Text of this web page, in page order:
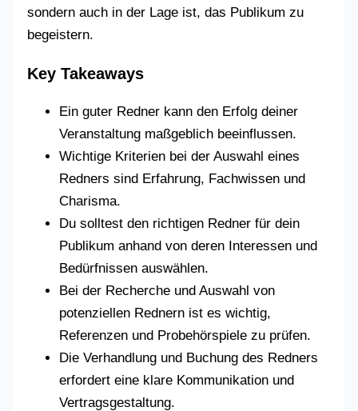
sondern auch in der Lage ist, das Publikum zu
begeistern.
Key Takeaways
Ein guter Redner kann den Erfolg deiner
Veranstaltung maßgeblich beeinflussen.
Wichtige Kriterien bei der Auswahl eines
Redners sind Erfahrung, Fachwissen und
Charisma.
Du solltest den richtigen Redner für dein
Publikum anhand von deren Interessen und
Bedürfnissen auswählen.
Bei der Recherche und Auswahl von
potenziellen Rednern ist es wichtig,
Referenzen und Probehörspiele zu prüfen.
Die Verhandlung und Buchung des Redners
erfordert eine klare Kommunikation und
Vertragsgestaltung.